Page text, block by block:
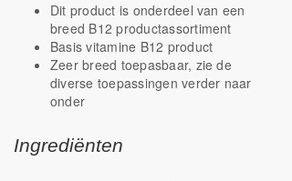
Dit product is onderdeel van een
breed B12 productassortiment
Basis vitamine B12 product
Zeer breed toepasbaar, zie de
diverse toepassingen verder naar
onder
Ingrediënten